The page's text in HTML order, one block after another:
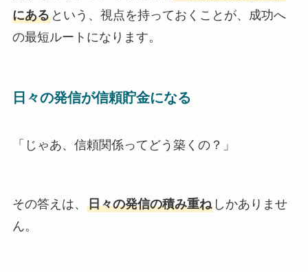
にあるという、視点を持っておくことが、成功へ
の最短ルートになります。
日々の発信が信頼貯金になる
「じゃあ、信頼関係ってどう築くの？」
その答えは、 日々の発信の積み重ねしかありませ
ん。